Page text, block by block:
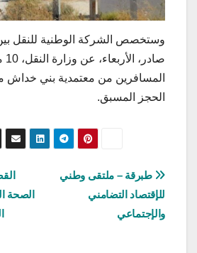
وستخصص الشركة الوطنية للنقل
المسافرين من معتمدية بني خداش
الحجز المسبق.
تصفّح
المقالات
الصحة
طبرقة – ملتقى وطني
للإقتصاد التضامني
والإجتماعي